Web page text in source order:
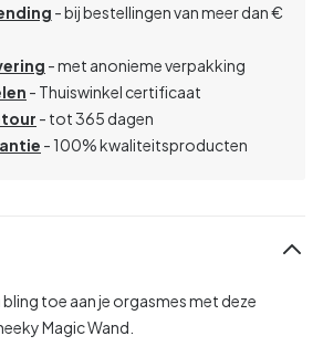
- bij bestellingen van meer dan €
- met anonieme verpakking
- Thuiswinkel certificaat
- tot 365 dagen
- 100% kwaliteitsproducten
toe aan je orgasmes met deze
Magic Wand.